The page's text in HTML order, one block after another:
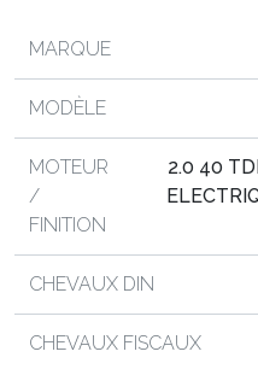
MARQUE
MODÈLE
MOTEUR
/
FINITION
2.0 40
CHEVAUX DIN
CHEVAUX FISCAUX